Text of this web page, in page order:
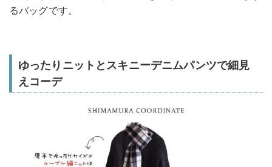
るバッグです。
ゆったりニットとスキニーデニムパンツで細見
えコーデ